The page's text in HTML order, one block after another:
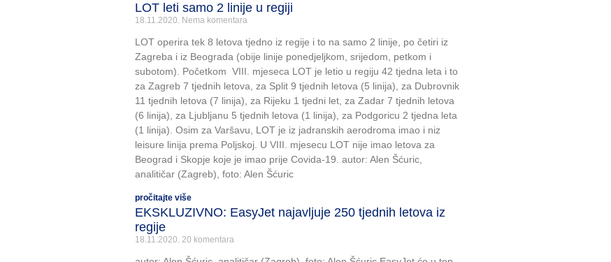
LOT leti samo 2 linije u regiji
18.11.2020. Nema komentara
LOT operira tek 8 letova tjedno iz regije i to na samo 2 linije, po četiri iz
Zagreba i iz Beograda (obije linije ponedjeljkom, srijedom, petkom i
subotom). Početkom VIII. mjeseca LOT je letio u regiju 42 tjedna leta i to
za Zagreb 7 tjednih letova, za Split 9 tjednih letova (5 linija), za Dubrovnik
11 tjednih letova (7 linija), za Rijeku 1 tjedni let, za Zadar 7 tjednih letova
(6 linija), za Ljubljanu 5 tjednih letova (1 linija), za Podgoricu 2 tjedna leta
(1 linija). Osim za Varšavu, LOT je iz jadranskih aerodroma imao i niz
leisure linija prema Poljskoj. U VIII. mjesecu LOT nije imao letova za
Beograd i Skopje koje je imao prije Covida-19. autor: Alen Šćuric,
analitičar (Zagreb), foto: Alen Šćuric
pročitajte više
EKSKLUZIVNO: EasyJet najavljuje 250 tjednih letova iz
regije
18.11.2020. 20 komentara